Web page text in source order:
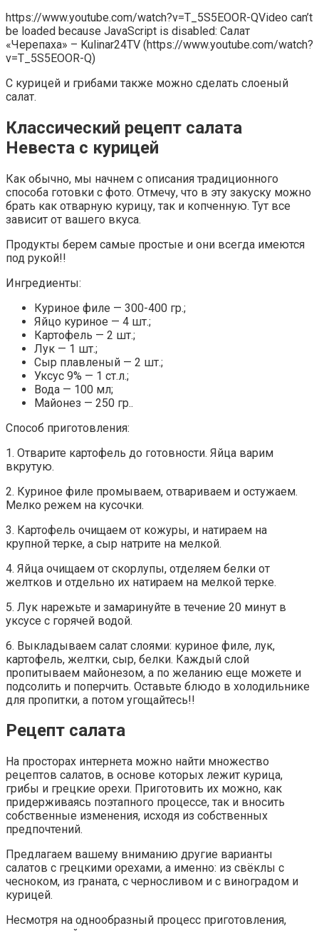
https://www.youtube.com/watch?v=T_5S5EOOR-QVideo can’t
be loaded because JavaScript is disabled: Салат
«Черепаха» – Kulinar24TV (https://www.youtube.com/watch?
v=T_5S5EOOR-Q)
С курицей и грибами также можно сделать слоеный
салат.
Классический рецепт салата
Невеста с курицей
Как обычно, мы начнем с описания традиционного
способа готовки с фото. Отмечу, что в эту закуску можно
брать как отварную курицу, так и копченную. Тут все
зависит от вашего вкуса.
Продукты берем самые простые и они всегда имеются
под рукой!!
Ингредиенты:
Куриное филе — 300-400 гр.;
Яйцо куриное — 4 шт.;
Картофель — 2 шт.;
Лук — 1 шт.;
Сыр плавленый — 2 шт.;
Уксус 9% — 1 ст.л.;
Вода — 100 мл;
Майонез — 250 гр..
Способ приготовления:
1. Отварите картофель до готовности. Яйца варим
вкрутую.
2. Куриное филе промываем, отвариваем и остужаем.
Мелко режем на кусочки.
3. Картофель очищаем от кожуры, и натираем на
крупной терке, а сыр натрите на мелкой.
4. Яйца очищаем от скорлупы, отделяем белки от
желтков и отдельно их натираем на мелкой терке.
5. Лук нарежьте и замаринуйте в течение 20 минут в
уксусе с горячей водой.
6. Выкладываем салат слоями: куриное филе, лук,
картофель, желтки, сыр, белки. Каждый слой
пропитываем майонезом, а по желанию еще можете и
подсолить и поперчить. Оставьте блюдо в холодильнике
для пропитки, а потом угощайтесь!!
Рецепт салата
На просторах интернета можно найти множество
рецептов салатов, в основе которых лежит курица,
грибы и грецкие орехи. Приготовить их можно, как
придерживаясь поэтапного процессе, так и вносить
собственные изменения, исходя из собственных
предпочтений.
Предлагаем вашему вниманию другие варианты
салатов с грецкими орехами, а именно: из свёклы с
чесноком, из граната, с черносливом и с виноградом и
курицей.
Несмотря на однообразный процесс приготовления,